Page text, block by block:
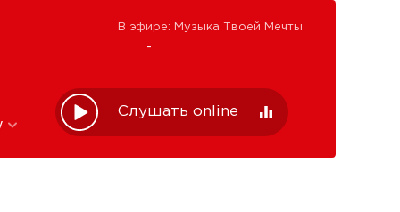
В эфире: Музыка Твоей Мечты
Слушать online